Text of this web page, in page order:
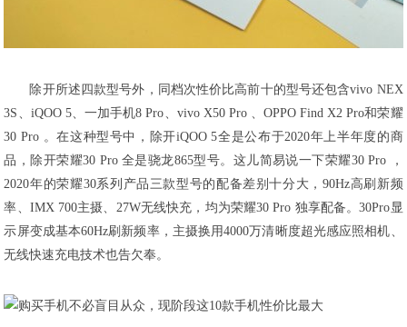
除开所述四款型号外，同档次性价比高前十的型号还包含vivo NEX
3S、iQOO 5、一加手机8 Pro、vivo X50 Pro 、OPPO Find X2 Pro和荣耀
30 Pro 。在这种型号中，除开iQOO 5全是公布于2020年上半年度的商
品，除开荣耀30 Pro 全是骁龙865型号。这儿简易说一下荣耀30 Pro ，
2020年的荣耀30系列产品三款型号的配备差别十分大，90Hz高刷新频
率、IMX 700主摄、27W无线快充，均为荣耀30 Pro 独享配备。30Pro显
示屏变成基本60Hz刷新频率，主摄换用4000万清晰度超光感应照相机、
无线快速充电技术也告欠奉。